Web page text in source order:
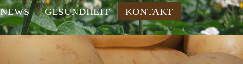
NEWS GESUNDHEIT KONTAKT